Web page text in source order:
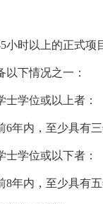
时以上的正式项
以下情况之一：
学位或以上者：
年内，至少具有
学位或以下者：
年内，至少具有